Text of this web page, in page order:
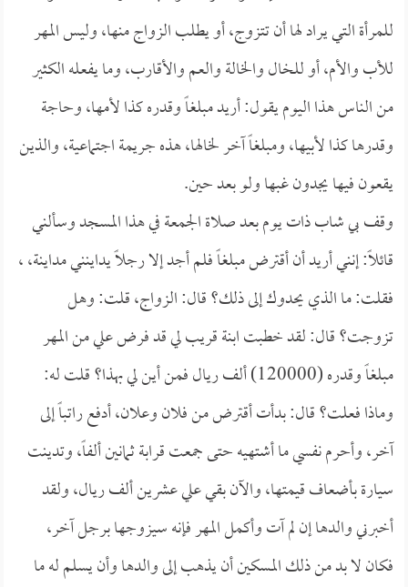
للمرأة التي يراد لها أن تتزوج، أو يطلب الزواج منها، وليس المهر
للأب والأم، أو للخال والخالة والعم والأقارب، وما يفعله الكثير
من الناس هذا اليوم يقول: أريد مبلغاً وقدره كذا لأمها، وحاجة
وقدرها كذا لأبيها، ومبلغاً آخر لخالها، هذه جريمة اجتماعية، والذين
يقعون فيها يجدون غبها ولو بعد حين.
وقف بي شاب ذات يوم بعد صلاة الجمعة في هذا المسجد وسألني
قائلاً: إنني أريد أن أقترض مبلغاً فلم أجد إلا رجلاً يداينني مداينة، ،
فقلت: ما الذي يحدوك إلى ذلك؟ قال: الزواج، قلت: وهل
تزوجت؟ قال: لقد خطبت ابنة قريب لي قد فرض علي من المهر
مبلغاً وقدره (120000) ألف ريال فمن أين لي بهذا؟ قلت له:
وماذا فعلت؟ قال: بدأت أقترض من فلان وعلان، أدفع راتباً إلى
آخر، وأحرم نفسي ما أشتهيه حتى جمعت قرابة ثمانين ألفاً، وتدينت
سيارة بأضعاف قيمتها، والآن بقي علي عشرين ألف ريال، ولقد
أخبرني والدها إن لم آت وأكمل المهر فإنه سيزوجها برجل آخر،
فكان لا بد من ذلك المسكين أن يذهب إلى والدها وأن يسلم له ما